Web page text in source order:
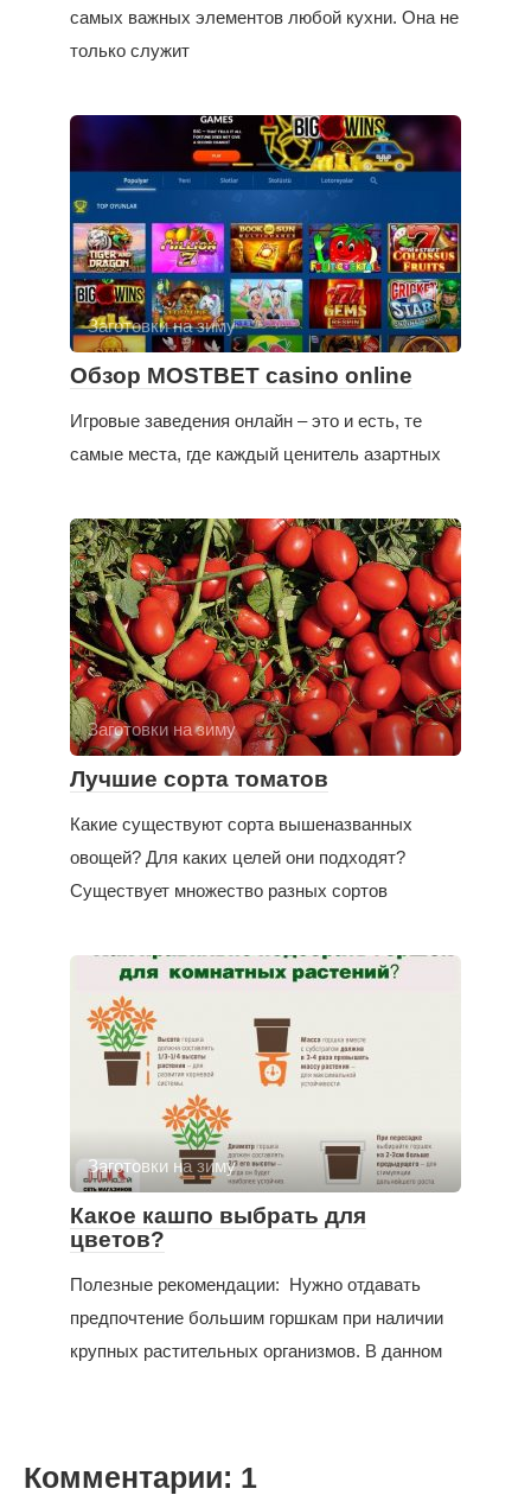
самых важных элементов любой кухни. Она не
только служит
Заготовки на зиму
Обзор MOSTBET casino online
Игровые заведения онлайн – это и есть, те
самые места, где каждый ценитель азартных
Заготовки на зиму
Лучшие сорта томатов
Какие существуют сорта вышеназванных
овощей? Для каких целей они подходят?
Существует множество разных сортов
Заготовки на зиму
Какое кашпо выбрать для
цветов?
Полезные рекомендации: Нужно отдавать
предпочтение большим горшкам при наличии
крупных растительных организмов. В данном
Комментарии: 1